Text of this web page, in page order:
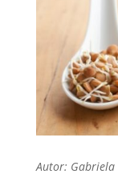
Autor: Gabriela